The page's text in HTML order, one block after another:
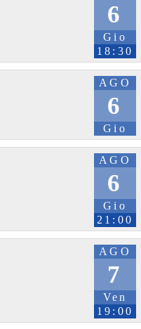
6
Gio
18:30
AGO
6
Gio
AGO
6
Gio
21:00
AGO
7
Ven
19:00